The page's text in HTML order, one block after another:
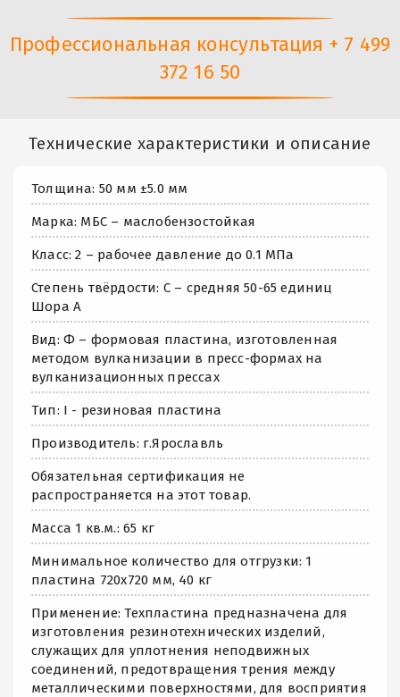
Профессиональная консультация + 7 499
372 16 50
Технические характеристики и описание
Толщина: 50 мм ±5.0 мм
Марка: МБС – маслобензостойкая
Класс: 2 – рабочее давление до 0.1 МПа
Степень твёрдости: С – средняя 50-65 единиц
Шора А
Вид: Ф – формовая пластина, изготовленная
методом вулканизации в пресс-формах на
вулканизационных прессах
Тип: I - резиновая пластина
Производитель: г.Ярославль
Обязательная сертификация не
распространяется на этот товар.
Масса 1 кв.м.: 65 кг
Минимальное количество для отгрузки: 1
пластина 720x720 мм, 40 кг
Применение: Техпластина предназначена для
изготовления резинотехнических изделий,
служащих для уплотнения неподвижных
соединений, предотвращения трения между
металлическими поверхностями, для восприятия